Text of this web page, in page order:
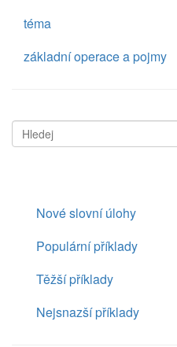
téma
základní operace a pojmy
Nové slovní úlohy
Populární příklady
Těžší příklady
Nejsnazší příklady